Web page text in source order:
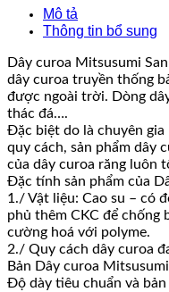
Mô tả
Thông tin bổ sung
Dây curoa Mitsusumi
dây curoa truyền thống
được ngoài trời. Dòng
thác đá….
Đặc biệt do là chuyên
quy cách, sản phẩm dây
của dây curoa răng luôn
Đặc tính sản phẩm của
1./ Vật liệu: Cao su – có
phủ thêm CKC để chống
cường hoá với polyme.
2./ Quy cách dây curoa
Bản Dây curoa
Độ dày tiêu chuẩn và